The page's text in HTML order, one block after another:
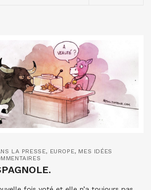
LA PRESSE, EUROPE, MES IDÉES